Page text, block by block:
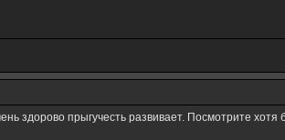
здорово прыгучесть развивает. Посмотрите